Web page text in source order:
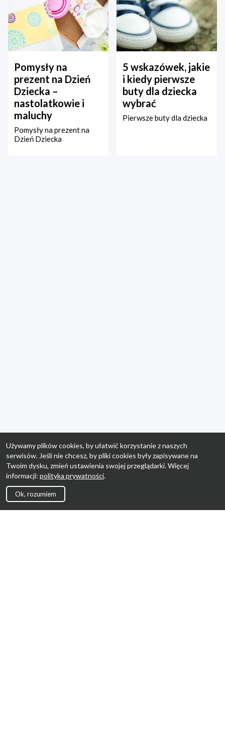
Pomysły na
prezent na Dzień
Dziecka –
nastolatkowie i
maluchy
Pomysły na prezent na
Dzień Dziecka
5 wskazówek, jakie
i kiedy pierwsze
buty dla dziecka
wybrać
Pierwsze buty dla dziecka
Używamy plików cookies, by ułatwić korzystanie z naszych
serwisów. Jeśli nie chcesz, by pliki cookies były zapisywane na
Twoim dysku, zmień ustawienia swojej przeglądarki. Więcej
informacji: polityka prywatności.
Ok, rozumiem